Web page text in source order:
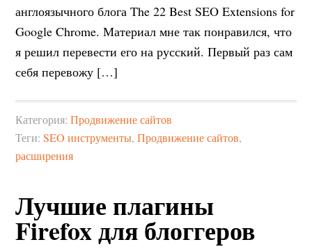
англоязычного блога The 22 Best SEO Extensions for
Google Chrome. Материал мне так понравился, что
я решил перевести его на русский. Первый раз сам
себя перевожу […]
Категория:Продвижение сайтов
Теги:SEO инструменты,Продвижение сайтов,
расширения
Лучшие плагины
Firefox для блоггеров